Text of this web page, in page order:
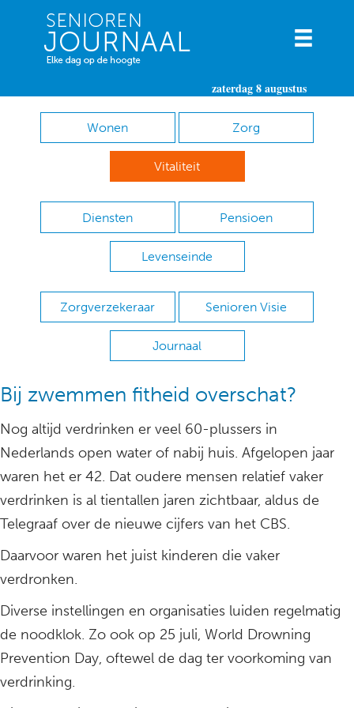
zaterdag 8 augustus
Wonen Zorg
Vitaliteit
Diensten Pensioen
Levenseinde
Zorgverzekeraar Senioren Visie
Journaal
Bij zwemmen fitheid overschat?
Nog altijd verdrinken er veel 60-plussers in
Nederlands open water of nabij huis. Afgelopen jaar
waren het er 42. Dat oudere mensen relatief vaker
verdrinken is al tientallen jaren zichtbaar, aldus de
Telegraaf over de nieuwe cijfers van het CBS.
Daarvoor waren het juist kinderen die vaker
verdronken.
Diverse instellingen en organisaties luiden regelmatig
de noodklok. Zo ook op 25 juli, World Drowning
Prevention Day, oftewel de dag ter voorkoming van
verdrinking.